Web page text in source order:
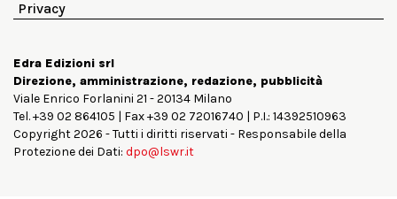
Privacy
Edra Edizioni srl
Direzione, amministrazione, redazione, pubblicità
Viale Enrico Forlanini 21 - 20134 Milano
Tel. +39 02 864105 | Fax +39 02 72016740 | P.I.: 14392510963
Copyright 2026 - Tutti i diritti riservati - Responsabile della
Protezione dei Dati: dpo@lswr.it